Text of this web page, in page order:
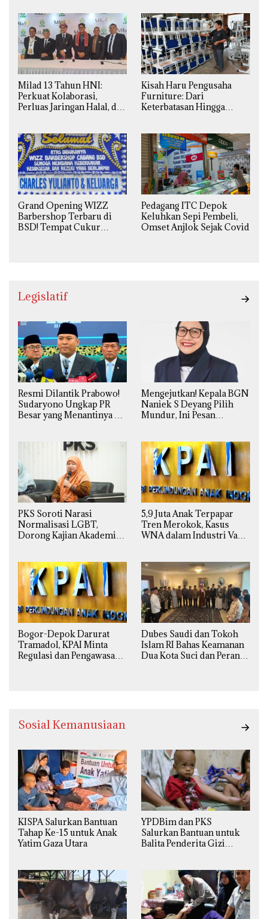
Milad 13 Tahun HNI:
Perkuat Kolaborasi,
Perluas Jaringan Halal, dan
Kisah Haru Pengusaha
Furniture: Dari
Keterbatasan Hingga
Grand Opening WIZZ
Barbershop Terbaru di
BSD! Tempat Cukur
Pedagang ITC Depok
Keluhkan Sepi Pembeli,
Omset Anjlok Sejak Covid
Legislatif
Resmi Dilantik Prabowo!
Sudaryono Ungkap PR
Besar yang Menantinya di
Mengejutkan! Kepala BGN
Naniek S Deyang Pilih
Mundur, Ini Pesan
PKS Soroti Narasi
Normalisasi LGBT,
Dorong Kajian Akademik
Agama
5,9 Juta Anak Terpapar
Tren Merokok, Kasus
WNA dalam Industri Vape
Bogor-Depok Darurat
Tramadol, KPAI Minta
Regulasi dan Pengawasan
Dubes Saudi dan Tokoh
Islam RI Bahas Keamanan
Dua Kota Suci dan Peran
Sosial Kemanusiaan
KISPA Salurkan Bantuan
Tahap Ke-15 untuk Anak
Yatim Gaza Utara
YPDBim dan PKS
Salurkan Bantuan untuk
Balita Penderita Gizi